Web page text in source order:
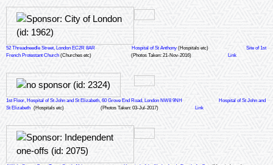
52 Threadneedle Street, London EC2R 8AR Hospital of St Anthony (Hospitals etc)
Site of 1st
French Protestant Church (Churches etc) (Photos Taken: 21-Nov-2016) Link
1st Floor, Hospital of St John and St Elizabeth, 60 Grove End Road, London NW8 9NH
Hospital of St John and
St Elizabeth (Hospitals etc) (Photos Taken: 03-Jul-2017) Link